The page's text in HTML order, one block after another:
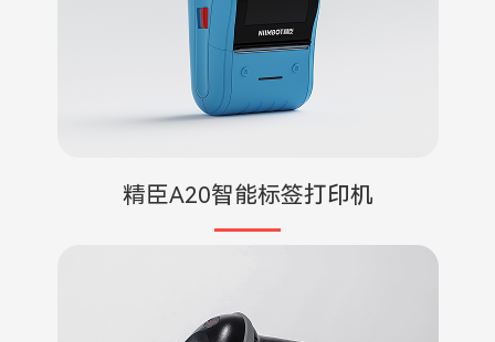
精臣A20智能标签打印机